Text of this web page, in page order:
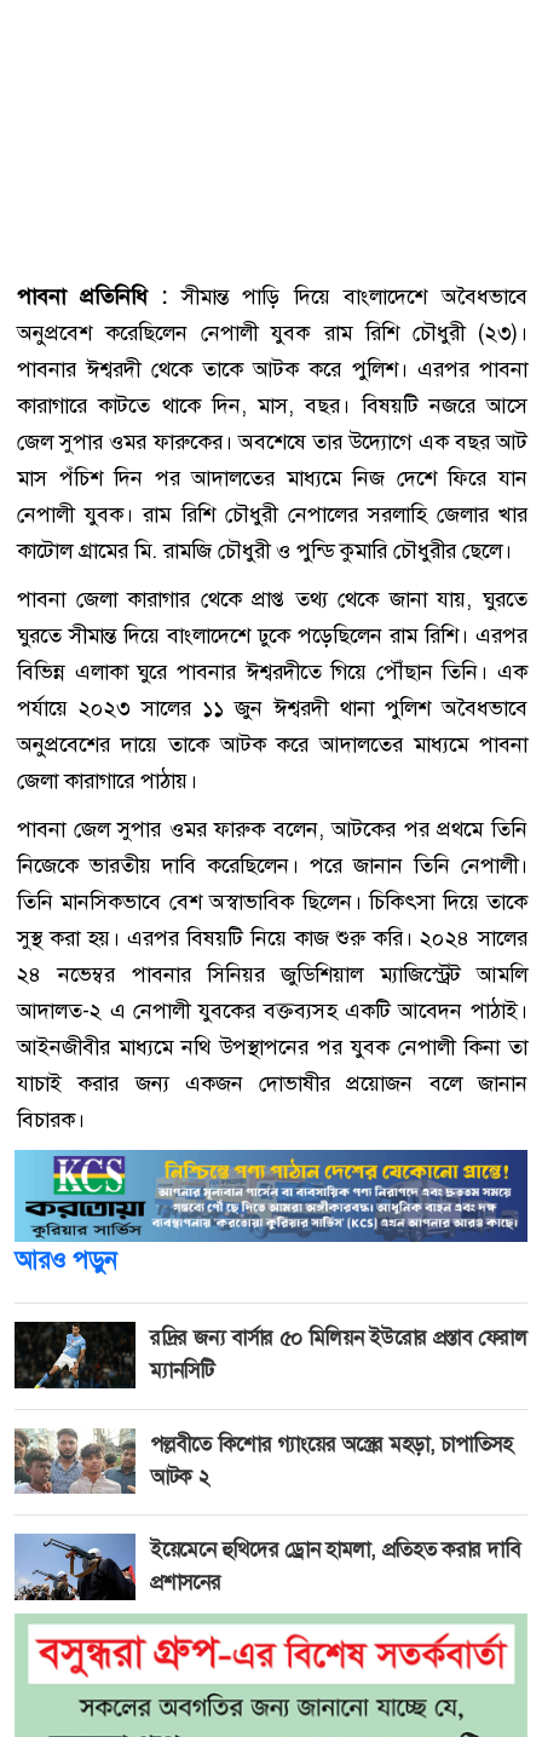
পাবনা প্রতিনিধি : সীমান্ত পাড়ি দিয়ে বাংলাদেশে অবৈধভাবে
অনুপ্রবেশ করেছিলেন নেপালী যুবক রাম রিশি চৌধুরী (২৩)।
পাবনার ঈশ্বরদী থেকে তাকে আটক করে পুলিশ। এরপর পাবনা
কারাগারে কাটতে থাকে দিন, মাস, বছর। বিষয়টি নজরে আসে
জেল সুপার ওমর ফারুকের। অবশেষে তার উদ্যোগে এক বছর আট
মাস পঁচিশ দিন পর আদালতের মাধ্যমে নিজ দেশে ফিরে যান
নেপালী যুবক। রাম রিশি চৌধুরী নেপালের সরলাহি জেলার খার
কাটোল গ্রামের মি. রামজি চৌধুরী ও পুন্ডি কুমারি চৌধুরীর ছেলে।
পাবনা জেলা কারাগার থেকে প্রাপ্ত তথ্য থেকে জানা যায়, ঘুরতে
ঘুরতে সীমান্ত দিয়ে বাংলাদেশে ঢুকে পড়েছিলেন রাম রিশি। এরপর
বিভিন্ন এলাকা ঘুরে পাবনার ঈশ্বরদীতে গিয়ে পৌঁছান তিনি। এক
পর্যায়ে ২০২৩ সালের ১১ জুন ঈশ্বরদী থানা পুলিশ অবৈধভাবে
অনুপ্রবেশের দায়ে তাকে আটক করে আদালতের মাধ্যমে পাবনা
জেলা কারাগারে পাঠায়।
পাবনা জেল সুপার ওমর ফারুক বলেন, আটকের পর প্রথমে তিনি
নিজেকে ভারতীয় দাবি করেছিলেন। পরে জানান তিনি নেপালী।
তিনি মানসিকভাবে বেশ অস্বাভাবিক ছিলেন। চিকিৎসা দিয়ে তাকে
সুস্থ করা হয়। এরপর বিষয়টি নিয়ে কাজ শুরু করি। ২০২৪ সালের
২৪ নভেম্বর পাবনার সিনিয়র জুডিশিয়াল ম্যাজিস্ট্রেট আমলি
আদালত-২ এ নেপালী যুবকের বক্তব্যসহ একটি আবেদন পাঠাই।
আইনজীবীর মাধ্যমে নথি উপস্থাপনের পর যুবক নেপালী কিনা তা
যাচাই করার জন্য একজন দোভাষীর প্রয়োজন বলে জানান
বিচারক।
আরও পড়ুন
রদ্রির জন্য বার্সার ৫০ মিলিয়ন ইউরোর প্রস্তাব ফেরাল
ম্যানসিটি
পল্লবীতে কিশোর গ্যাংয়ের অস্ত্রের মহড়া, চাপাতিসহ
আটক ২
ইয়েমেনে হুথিদের ড্রোন হামলা, প্রতিহত করার দাবি
প্রশাসনের